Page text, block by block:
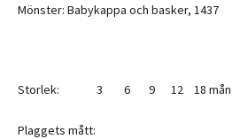
Mönster: Babykappa och basker, 1437
Storlek: 3 6 9 12 18 mån
Plaggets mått: